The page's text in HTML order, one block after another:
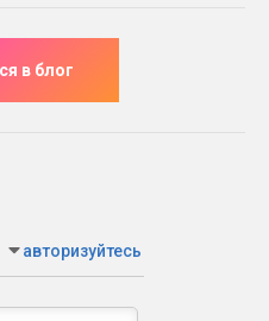
авторизуйтесь